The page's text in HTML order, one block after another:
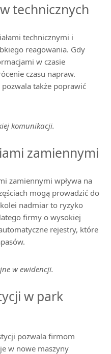
technicznych
technicznymi i
reagowania. Gdy
w czasie
czasu napraw.
pozwala także poprawić
komunikacji.
zamiennymi
zamiennymi wpływa na
mogą prowadzić do
nadmiar to ryzyko
firmy o wysokiej
rejestry, które
w ewidencji.
w park
pozwala firmom
w nowe maszyny